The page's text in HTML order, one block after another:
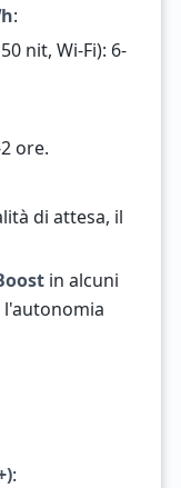
:
nit, Wi-Fi): 6-
ore.
di attesa, il
in alcuni
l'autonomia
: